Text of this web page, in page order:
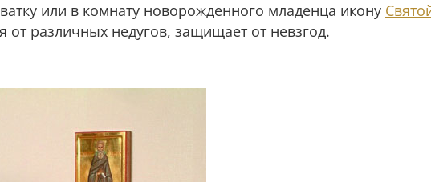
или в комнату новорожденного младенца икону
от различных недугов, защищает от невзгод.